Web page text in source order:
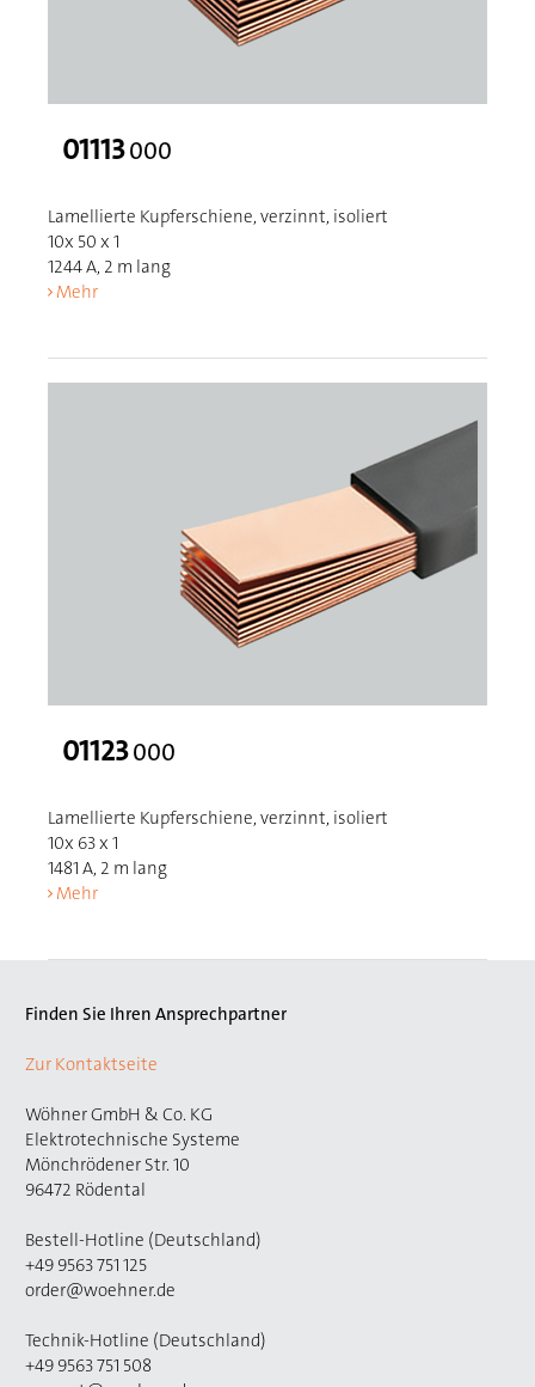
01113000
Lamellierte Kupferschiene, verzinnt, isoliert
10x 50 x 1
1244 A, 2 m lang
Mehr
01123000
Lamellierte Kupferschiene, verzinnt, isoliert
10x 63 x 1
1481 A, 2 m lang
Mehr
Finden Sie Ihren Ansprechpartner
Zur Kontaktseite
Wöhner GmbH & Co. KG
Elektrotechnische Systeme
Mönchrödener Str. 10
96472 Rödental
Bestell-Hotline (Deutschland)
+49 9563 751 125
order@woehner.de
Technik-Hotline (Deutschland)
+49 9563 751 508